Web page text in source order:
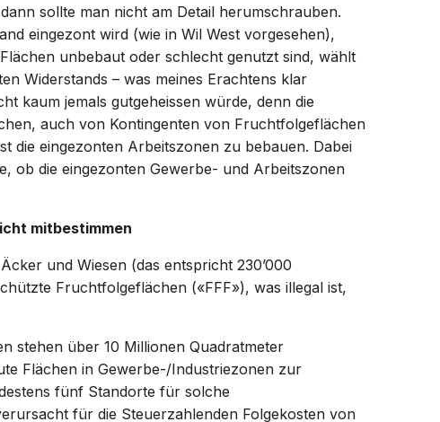
sollte man nicht am Detail herumschrauben.
eingezont wird (wie in Wil West vorgesehen),
unbebaut oder schlecht genutzt sind, wählt
Widerstands – was meines Erachtens klar
kaum jemals gutgeheissen würde, denn die
auch von Kontingenten von Fruchtfolgeflächen
die eingezonten Arbeitszonen zu bebauen. Dabei
ob die eingezonten Gewerbe- und Arbeitszonen
mitbestimmen
und Wiesen (das entspricht 230’000
Fruchtfolgeflächen («FFF»), was illegal ist,
stehen über 10 Millionen Quadratmeter
Flächen in Gewerbe-/Industriezonen zur
fünf Standorte für solche
für die Steuerzahlenden Folgekosten von